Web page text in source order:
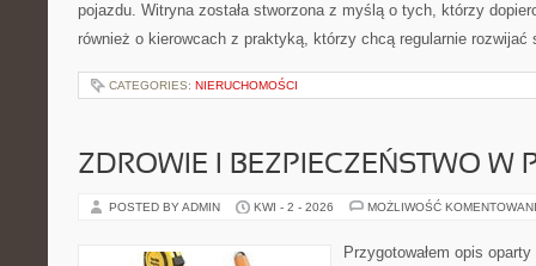
pojazdu. Witryna została stworzona z myślą o tych, którzy
również o kierowcach z praktyką, którzy chcą regularnie
CATEGORIES: NIERUCHOMOŚCI
ZDROWIE I BEZPIECZEŃSTWO W
POSTED BY ADMIN KWI - 2 - 2026 MOŻLIWOŚĆ
Przygotowałem opis